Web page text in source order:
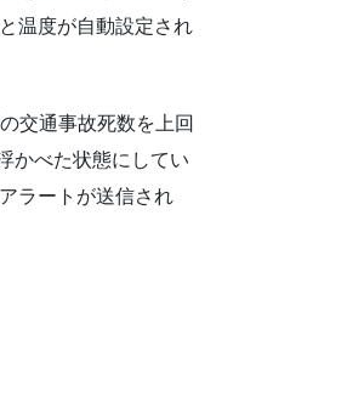
温度が自動設定され
交通事故死数を上回
かべた状態にしてい
ラートが送信され